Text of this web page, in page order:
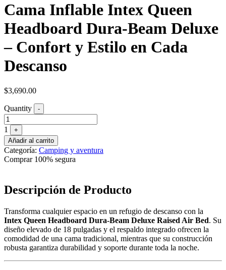
Cama Inflable Intex Queen
Headboard Dura-Beam Deluxe
– Confort y Estilo en Cada
Descanso
$3,690.00
Quantity -
1
+
Añadir al carrito
Categoría: Camping y aventura
Comprar 100% segura
Descripción de Producto
Transforma cualquier espacio en un refugio de descanso con la
Intex Queen Headboard Dura-Beam Deluxe Raised Air Bed. Su
diseño elevado de 18 pulgadas y el respaldo integrado ofrecen la
comodidad de una cama tradicional, mientras que su construcción
robusta garantiza durabilidad y soporte durante toda la noche.